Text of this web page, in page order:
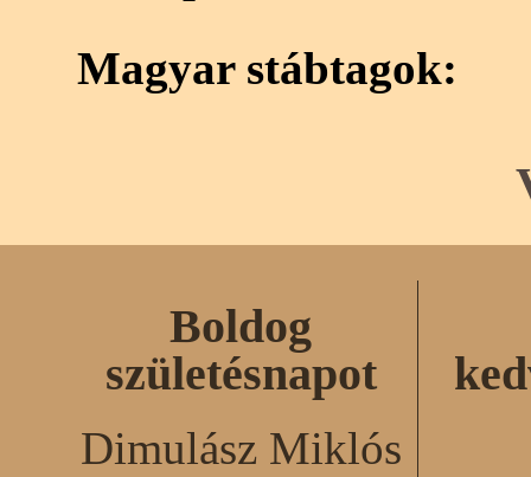
Magyar stábtagok:
Boldog
születésnapot
Dimulász Miklós